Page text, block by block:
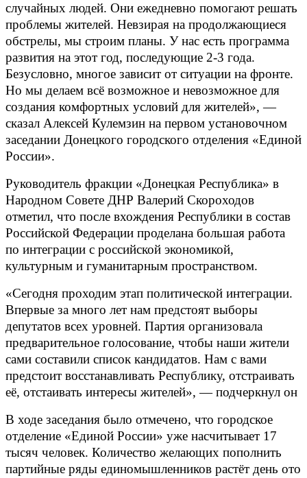
случайных людей. Они ежедневно помогают решать
проблемы жителей. Невзирая на продолжающиеся
обстрелы, мы строим планы. У нас есть программа
развития на этот год, последующие 2-3 года.
Безусловно, многое зависит от ситуации на фронте.
Но мы делаем всё возможное и невозможное для
создания комфортных условий для жителей», —
сказал Алексей Кулемзин на первом установочном
заседании Донецкого городского отделения «Единой
России».
Руководитель фракции «Донецкая Республика» в
Народном Совете ДНР Валерий Скороходов
отметил, что после вхождения Республики в состав
Российской Федерации проделана большая работа
по интеграции с российской экономикой,
культурным и гуманитарным пространством.
«Сегодня проходим этап политической интеграции.
Впервые за много лет нам предстоят выборы
депутатов всех уровней. Партия организовала
предварительное голосование, чтобы наши жители
сами составили список кандидатов. Нам с вами
предстоит восстанавливать Республику, отстраивать
её, отстаивать интересы жителей», — подчеркнул он
В ходе заседания было отмечено, что городское
отделение «Единой России» уже насчитывает 17
тысяч человек. Количество желающих пополнить
партийные ряды единомышленников растёт день ото